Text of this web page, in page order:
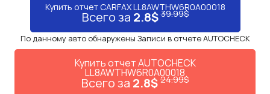
Купить отчет CARFAX LL8AWTHW6R0A00018
Всего за 2.8$39.99$
По данному авто обнаружены Записи в отчете AUTOCHECK
Купить отчет AUTOCHECK
LL8AWTHW6R0A00018
Всего за 2.8$24.99$